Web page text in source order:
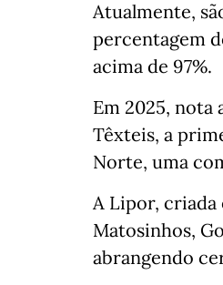
Atualmente,
percentagem
acima de 97%.
Em 2025, nota
Têxteis, a
Norte, uma
A Lipor, criada
Matosinhos,
abrangendo